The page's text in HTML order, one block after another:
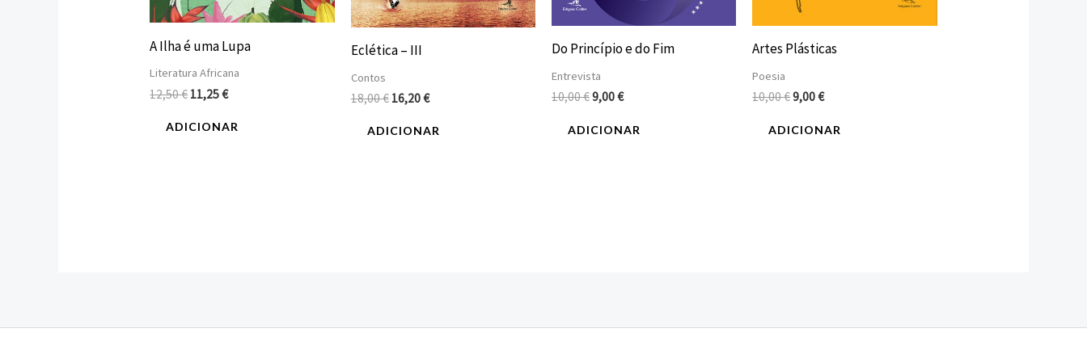
A Ilha é uma Lupa
Literatura Africana
12,50€11,25€
ADICIONAR
Eclética – III
Contos
18,00€ 16,20€
ADICIONAR
Do Princípio e do Fim
Entrevista
10,00€9,00€
ADICIONAR
Artes Plásticas
Poesia
10,00€9,00€
ADICIONAR